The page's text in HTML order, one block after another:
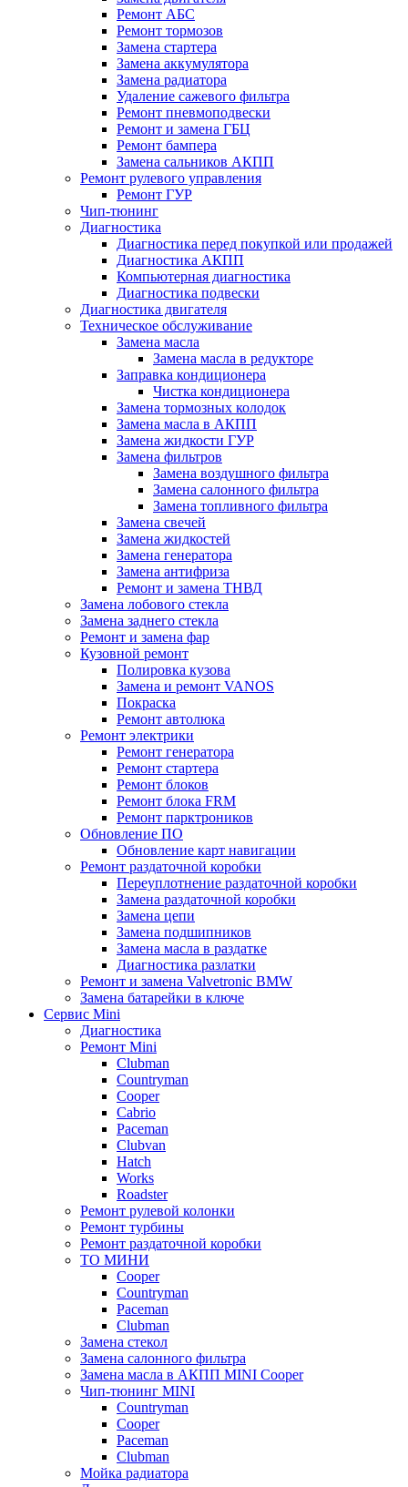
Ремонт АБС
Ремонт тормозов
Замена стартера
Замена аккумулятора
Замена радиатора
Удаление сажевого фильтра
Ремонт пневмоподвески
Ремонт и замена ГБЦ
Ремонт бампера
Замена сальников АКПП
Ремонт рулевого управления
Ремонт ГУР
Чип-тюнинг
Диагностика
Диагностика перед покупкой или продажей
Диагностика АКПП
Компьютерная диагностика
Диагностика подвески
Диагностика двигателя
Техническое обслуживание
Замена масла
Замена масла в редукторе
Заправка кондиционера
Чистка кондиционера
Замена тормозных колодок
Замена масла в АКПП
Замена жидкости ГУР
Замена фильтров
Замена воздушного фильтра
Замена салонного фильтра
Замена топливного фильтра
Замена свечей
Замена жидкостей
Замена генератора
Замена антифриза
Ремонт и замена ТНВД
Замена лобового стекла
Замена заднего стекла
Ремонт и замена фар
Кузовной ремонт
Полировка кузова
Замена и ремонт VANOS
Покраска
Ремонт автолюка
Ремонт электрики
Ремонт генератора
Ремонт стартера
Ремонт блоков
Ремонт блока FRM
Ремонт парктроников
Обновление ПО
Обновление карт навигации
Ремонт раздаточной коробки
Переуплотнение раздаточной коробки
Замена раздаточной коробки
Замена цепи
Замена подшипников
Замена масла в раздатке
Диагностика разлатки
Ремонт и замена Valvetronic BMW
Замена батарейки в ключе
Сервис Mini
Диагностика
Ремонт Mini
Clubman
Countryman
Cooper
Cabrio
Paceman
Clubvan
Hatch
Works
Roadster
Ремонт рулевой колонки
Ремонт турбины
Ремонт раздаточной коробки
ТО МИНИ
Cooper
Countryman
Paceman
Clubman
Замена стекол
Замена салонного фильтра
Замена масла в АКПП MINI Cooper
Чип-тюнинг MINI
Сountryman
Сooper
Paceman
Clubman
Мойка радиатора